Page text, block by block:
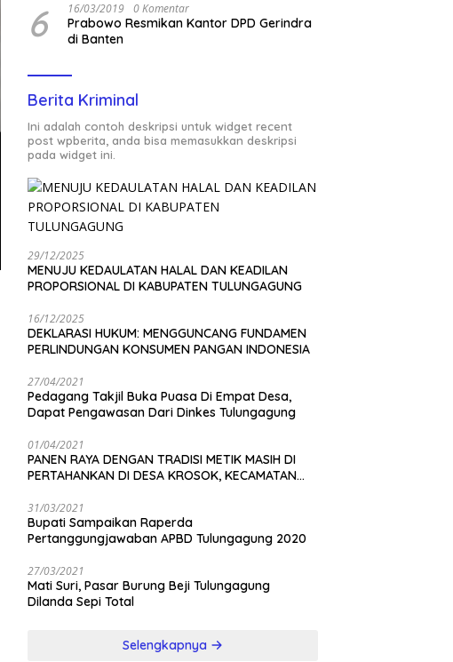
6 16/03/2019 0 Komentar
Prabowo Resmikan Kantor DPD Gerindra
di Banten
Berita Kriminal
Ini adalah contoh deskripsi untuk widget recent
post wpberita, anda bisa memasukkan deskripsi
pada widget ini.
29/12/2025
MENUJU KEDAULATAN HALAL DAN KEADILAN
PROPORSIONAL DI KABUPATEN TULUNGAGUNG
16/12/2025
DEKLARASI HUKUM: MENGGUNCANG FUNDAMEN
PERLINDUNGAN KONSUMEN PANGAN INDONESIA
27/04/2021
Pedagang Takjil Buka Puasa Di Empat Desa,
Dapat Pengawasan Dari Dinkes Tulungagung
01/04/2021
PANEN RAYA DENGAN TRADISI METIK MASIH DI
PERTAHANKAN DI DESA KROSOK, KECAMATAN
31/03/2021
Bupati Sampaikan Raperda
Pertanggungjawaban APBD Tulungagung 2020
27/03/2021
Mati Suri, Pasar Burung Beji Tulungagung
Dilanda Sepi Total
Selengkapnya